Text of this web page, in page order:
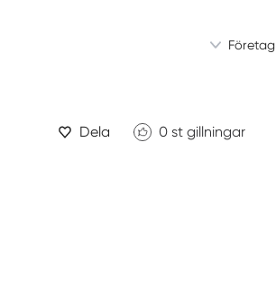
Företag
Dela 0 st gillningar